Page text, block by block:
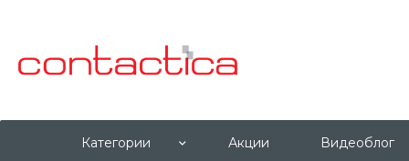
Категории Акции Видеоблог